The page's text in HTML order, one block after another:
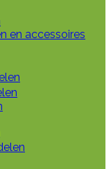
en accessoires